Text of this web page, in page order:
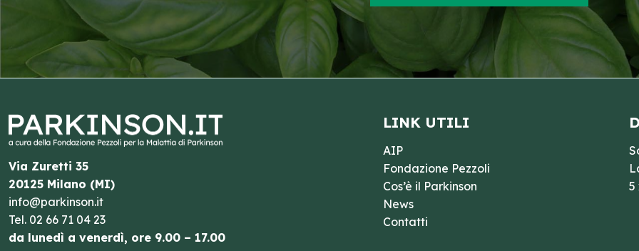
Via Zuretti 35
20125 Milano (MI)
info@parkinson.it
Tel. 02 66 71 04 23
da lunedì a venerdì, ore 9.00 – 17.00
LINK UTILI
AIP
Fondazione Pezzoli
Cos’è il Parkinson
News
Contatti
5